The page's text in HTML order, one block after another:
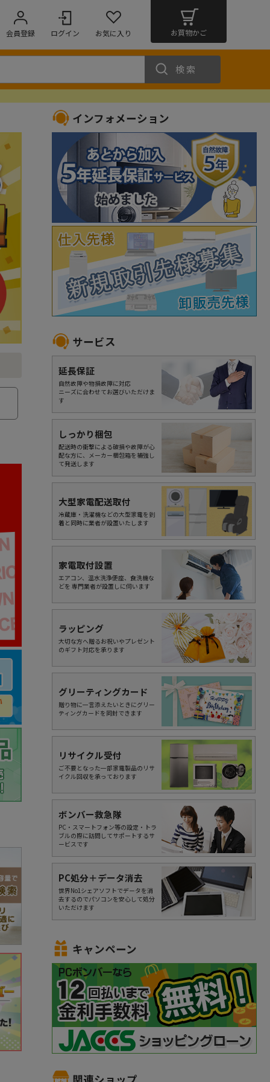
会員登録 ログイン お気に入り お買物かご
検索
インフォメーション
サービス
延長保証
自然故障や物損故障に対応
ニーズに合わせてお選びいただけま
す
しっかり梱包
配送時の衝撃による破損や故障が心
配な方に、メーカー梱包箱を補強し
て発送します
大型家電配送取付
冷蔵庫・洗濯機などの大型家電を到
着と同時に業者が設置いたします
家電取付設置
エアコン、温水洗浄便座、食洗機な
どを 専門業者が設置しに伺います
ラッピング
大切な方へ贈るお祝いやプレゼント
のギフト対応を承ります
グリーティングカード
贈り物に一言添えたいときにグリー
ティングカードを同封できます
リサイクル受付
ご不要となった一部家電製品のリサ
イクル回収を承っております
ボンバー救急隊
PC・スマートフォン等の設定・トラ
ブルの際に訪問してサポートするサ
ービスです
PC処分＋データ消去
世界No1シェアソフトでデータを消
去するのでパソコンを安心して処分
いただけます
キャンペーン